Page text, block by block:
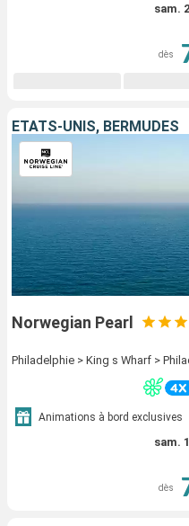
sam.
dès
ÉTATS-UNIS, BERMUDES
Norwegian Pearl
Philadelphie > King s Wharf >
Animations à bord exclusives
sam.
dès